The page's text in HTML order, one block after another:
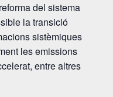
del sistema
la transició
sistèmiques
les emissions
entre altres